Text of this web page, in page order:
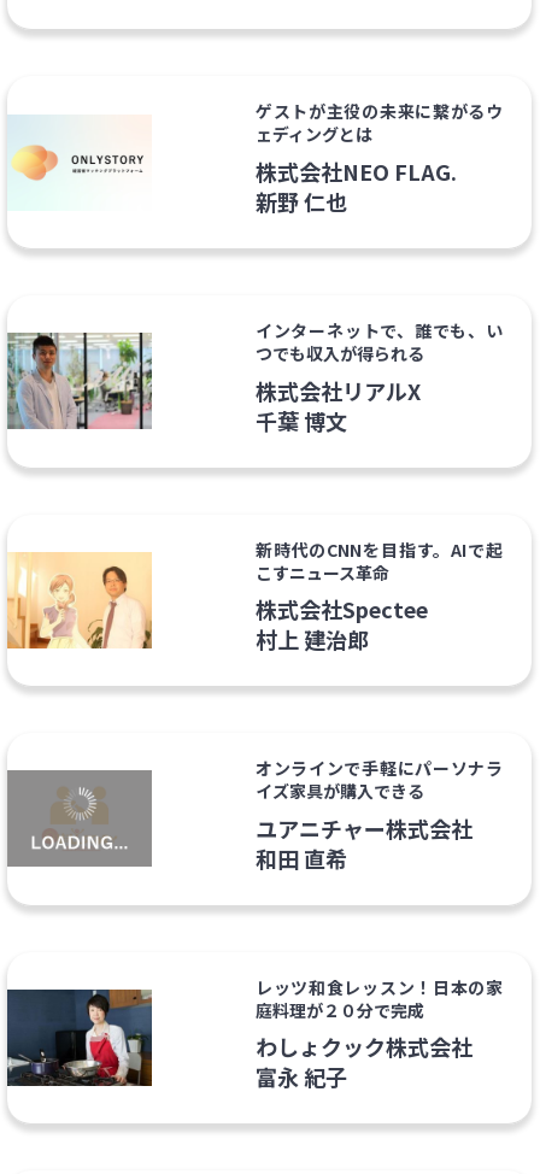
ゲストが主役の未来に繋がるウ
ェディングとは
株式会社NEO FLAG.
新野 仁也
インターネットで、誰でも、い
つでも収入が得られる
株式会社リアルX
千葉 博文
新時代のCNNを目指す。AIで起
こすニュース革命
株式会社Spectee
村上 建治郎
オンラインで手軽にパーソナラ
イズ家具が購入できる
ユアニチャー株式会社
和田 直希
レッツ和食レッスン！日本の家
庭料理が２０分で完成
わしょクック株式会社
富永 紀子